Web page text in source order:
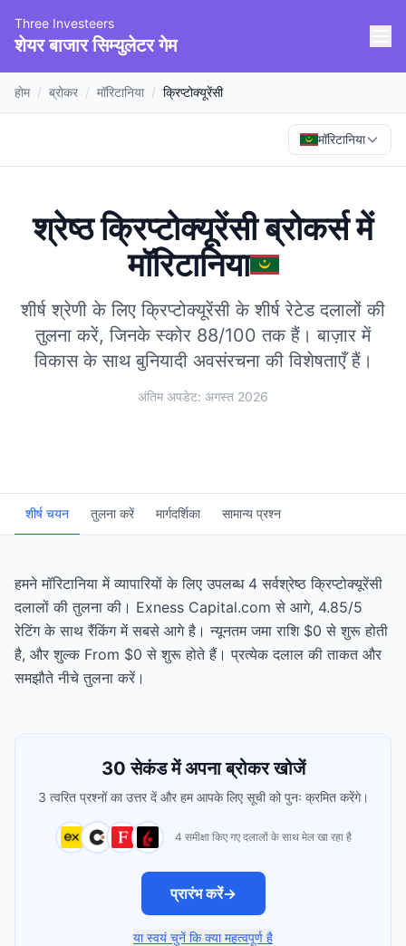
Three Investeers
शेयर बाजार सिम्युलेटर गेम
होम / ब्रोकर / मॉरिटानिया / क्रिप्टोक्यूरेंसी
मॉरिटानिया
श्रेष्ठ क्रिप्टोक्यूरेंसी ब्रोकर्समें
मॉरिटानिया
शीर्ष श्रेणी के लिए क्रिप्टोक्यूरेंसी के शीर्ष रेटेड दलालों की
तुलना करें, जिनके स्कोर 88/100 तक हैं। बाज़ार में
विकास के साथ बुनियादी अवसंरचना की विशेषताएँ हैं।
अंतिम अपडेट: अगस्त 2026
शीर्ष चयन तुलना करें मार्गदर्शिका सामान्य प्रश्न
हमने मॉरिटानिया में व्यापारियों के लिए उपलब्ध 4 सर्वश्रेष्ठ क्रिप्टोक्यूरेंसी
दलालों की तुलना की। Exness Capital.com से आगे, 4.85/5
रेटिंग के साथ रैंकिंग में सबसे आगे है। न्यूनतम जमा राशि $0 से शुरू होती
है, और शुल्क From $0 से शुरू होते हैं। प्रत्येक दलाल की ताकत और
समझौते नीचे तुलना करें।
30 सेकंड में अपना ब्रोकर खोजें
3 त्वरित प्रश्नों का उत्तर दें और हम आपके लिए सूची को पुनः क्रमित करेंगे।
4 समीक्षा किए गए दलालों के साथ मेल खा रहा है
प्रारंभ करें→
या स्वयं चुनें कि क्या महत्वपूर्ण है